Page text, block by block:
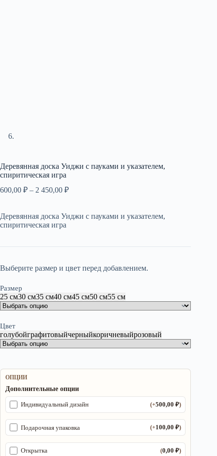
Деревянная доска Уиджи с пауками и указателем,
спиритическая игра
600,00 ₽ – 2 450,00 ₽Диапазон
–
Деревянная доска Уиджи с пауками и указателем,
спиритическая игра
Выберите размер и цвет перед добавлением.
Размер
25 см30 см35 см40 см45 см50 см55 см
Цвет
голубойграфитовыйчерныйкоричневыйрозовый
ОПЦИИ
Дополнительные опции
Индивидуальный дизайн (+500,00₽)
Подарочная упаковка (+100,00₽)
Открытка (0,00₽)